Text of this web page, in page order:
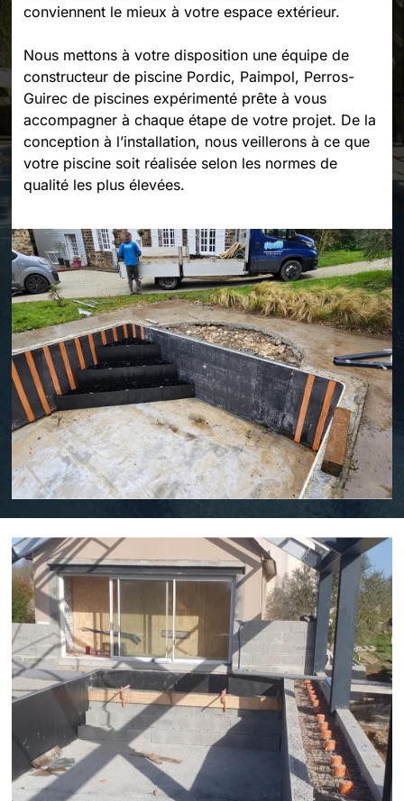
conviennent le mieux à votre espace extérieur.
Nous mettons à votre disposition une équipe de
constructeur de piscine Pordic, Paimpol, Perros-
Guirec de piscines expérimenté prête à vous
accompagner à chaque étape de votre projet. De la
conception à l’installation, nous veillerons à ce que
votre piscine soit réalisée selon les normes de
qualité les plus élevées.